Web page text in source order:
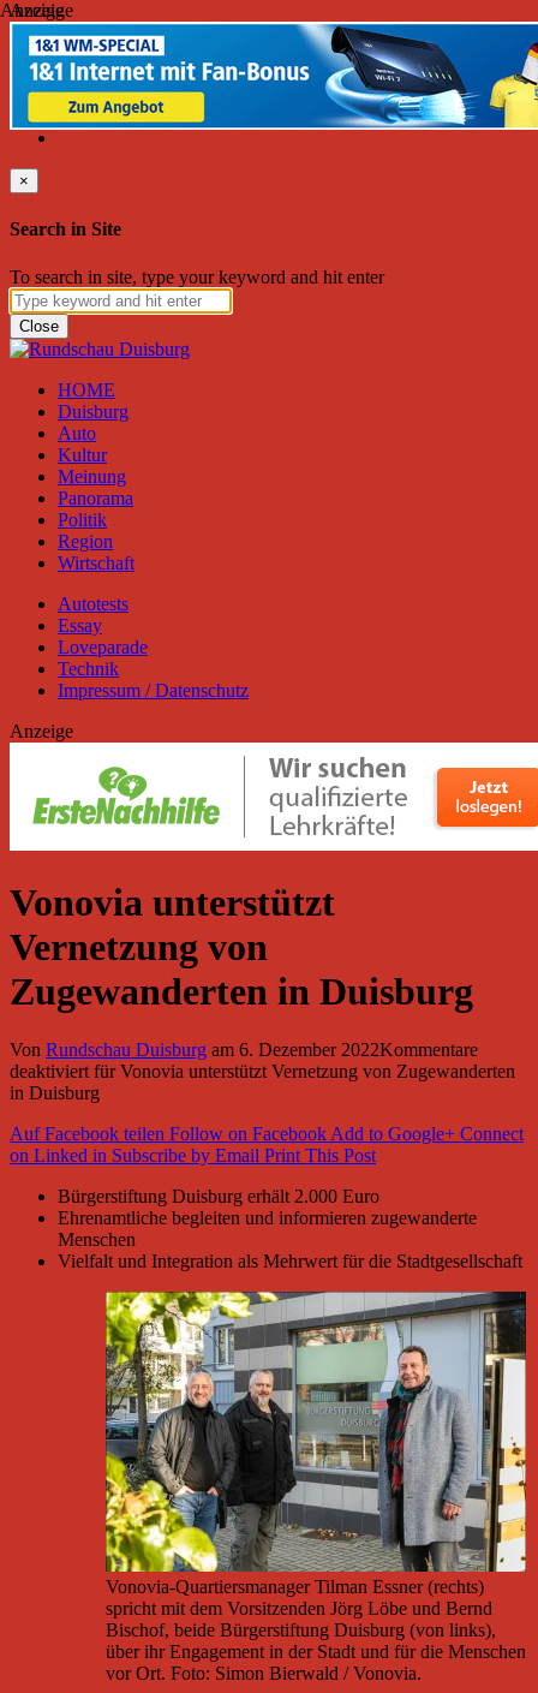
Donnerstag, August 06, 2026
Friend on Facebook Follow on Twitter Subscribe to RSS
Search
×
Search in Site
To search in site, type your keyword and hit enter
Close
HOME
Duisburg
Auto
Kultur
Meinung
Panorama
Politik
Region
Wirtschaft
Autotests
Essay
Loveparade
Technik
Impressum / Datenschutz
Anzeige
Vonovia unterstützt
Vernetzung von
Zugewanderten in Duisburg
Von Rundschau Duisburg am 6. Dezember 2022Kommentare
deaktiviertfür Vonovia unterstützt Vernetzung von Zugewanderten
in Duisburg
Auf Facebook teilen Follow on FacebookAdd to Google+ Connect
on Linked in Subscribe by Email Print This Post
Bürgerstiftung Duisburg erhält 2.000 Euro
Ehrenamtliche begleiten und informieren zugewanderte
Menschen
Vielfalt und Integration als Mehrwert für die Stadtgesellschaft
Vonovia-Quartiersmanager Tilman Essner (rechts)
spricht mit dem Vorsitzenden Jörg Löbe und Bernd
Bischof, beide Bürgerstiftung Duisburg (von links),
über ihr Engagement in der Stadt und für die Menschen
vor Ort. Foto: Simon Bierwald / Vonovia.
Anzeige
Anzeige